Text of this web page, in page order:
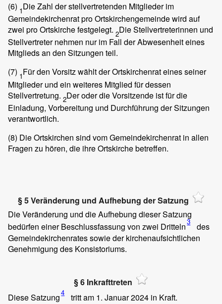
(6) 1Die Zahl der stellvertretenden Mitglieder im
Gemeindekirchenrat pro Ortskirchengemeinde wird auf
zwei pro Ortskirche festgelegt. 2Die Stellvertreterinnen und
Stellvertreter nehmen nur im Fall der Abwesenheit eines
Mitglieds an den Sitzungen teil.
(7) 1Für den Vorsitz wählt der Ortskirchenrat eines seiner
Mitglieder und ein weiteres Mitglied für dessen
Stellvertretung. 2Der oder die Vorsitzende ist für die
Einladung, Vorbereitung und Durchführung der Sitzungen
verantwortlich.
(8) Die Ortskirchen sind vom Gemeindekirchenrat in allen
Fragen zu hören, die ihre Ortskirche betreffen.
§ 5 Veränderung und Aufhebung der Satzung
Die Veränderung und die Aufhebung dieser Satzung
bedürfen einer Beschlussfassung von zwei Dritteln3
des
Gemeindekirchenrates sowie der kirchenaufsichtlichen
Genehmigung des Konsistoriums.
§ 6 Inkrafttreten
Diese Satzung4 tritt am 1. Januar 2024 in Kraft.